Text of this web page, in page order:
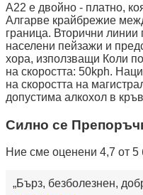
А22 е двойно - платно,
Алгарве крайбрежие
граница. Вторични
населени пейзажи и
хора, използващи Коли
на скоростта: 50kph.
на скоростта на
допустима алкохол в
Силно се
Ние сме оценени 4,7 от
Бърз, безболезнен,